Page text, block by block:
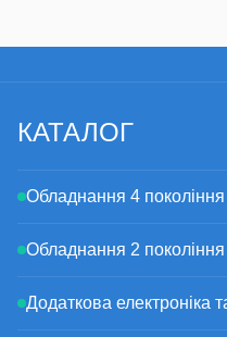
інтернет магазині
КАТАЛОГ
Обладнання 4 покоління
Обладнання 2 покоління
Додаткова електроніка